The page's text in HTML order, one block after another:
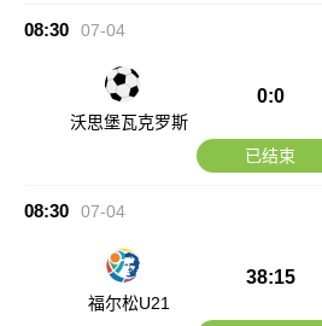
08:30 07-04
沃思堡瓦克罗斯
0:0
已结束
08:30 07-04
福尔松U21
38:15